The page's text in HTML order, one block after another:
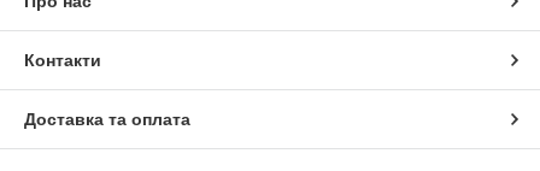
Контакти
Доставка та оплата